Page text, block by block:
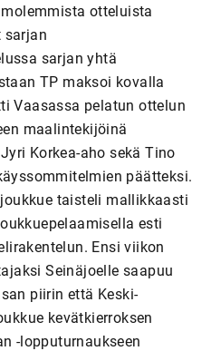
otteluista
sarjan
sarjan yhtä
TP maksoi kovalla
Vaasassa pelatun ottelun
maalintekijöinä
Korkea-aho sekä Tino
päätteksi.
taisteli mallikkaasti
esti
Ensi viikon
Seinäjoelle saapuu
piirin että Keski-
kevätkierroksen
-lopputurnaukseen